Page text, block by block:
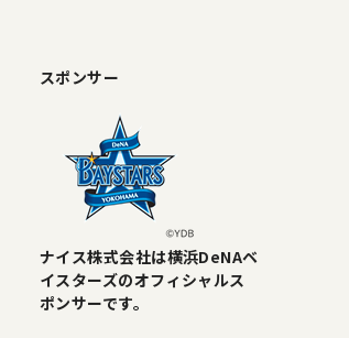
スポンサー
ナイス株式会社は横浜DeNAベ
イスターズのオフィシャルス
ポンサーです。